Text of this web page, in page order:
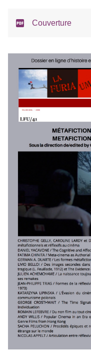
Couverture